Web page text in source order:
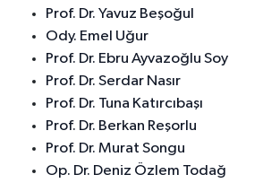
Prof. Dr. Yavuz Beşoğul
Ody. Emel Uğur
Prof. Dr. Ebru Ayvazoğlu Soy
Prof. Dr. Serdar Nasır
Prof. Dr. Tuna Katırcıbaşı
Prof. Dr. Berkan Reşorlu
Prof. Dr. Murat Songu
Op. Dr. Deniz Özlem Todağ